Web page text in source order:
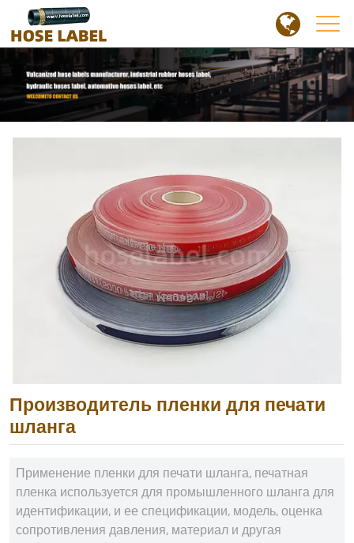
Производитель пленки для печати
шланга
Применение пленки для печати шланга, печатная
пленка используется для промышленного шланга для
идентификации, и ее спецификации, модель, оценка
сопротивления давления, материал и другая